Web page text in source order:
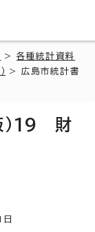
> 各種統計資料
> 広島市統計書
）19 財